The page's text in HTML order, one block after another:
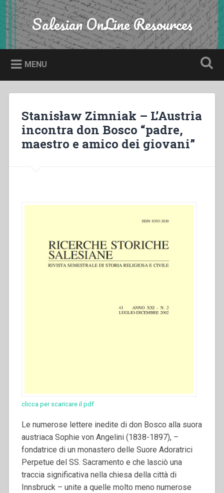
Skip
to
content
Search Salesian OnLine Resources
MENU
Stanisław Zimniak – L’Austria
incontra don Bosco “padre,
maestro e amico dei giovani”
clicca per scaricare il pdf
Le numerose lettere inedite di don Bosco alla suora
austriaca Sophie von Angelini (1838-1897), –
fondatrice di un monastero delle Suore Adoratrici
Perpetue del SS. Sacramento e che lasciò una
traccia significativa nella chiesa della città di
Innsbruck – unite a quelle molto meno numerose